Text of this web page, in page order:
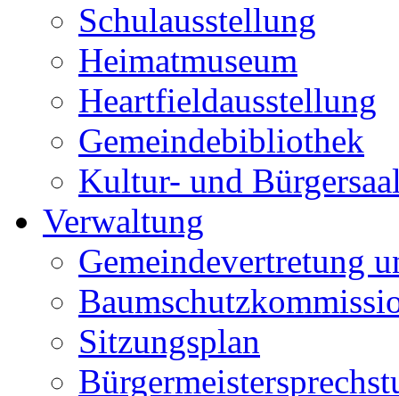
Schulausstellung
Heimatmuseum
Heartfieldausstellung
Gemeindebibliothek
Kultur- und
Verwaltung
Gemeindevertretung
Sitzungsplan